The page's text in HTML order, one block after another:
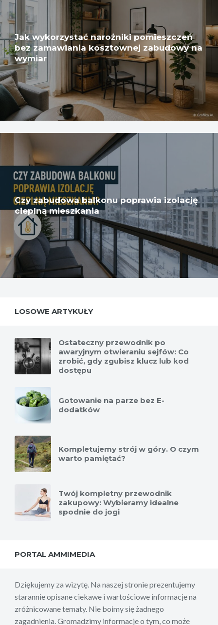
Jak wykorzystać narożniki pomieszczeń
bez zamawiania kosztownej zabudowy na
wymiar
Czy zabudowa balkonu poprawia izolację
cieplną mieszkania
LOSOWE ARTYKUŁY
Ostateczny przewodnik po
awaryjnym otwieraniu sejfów: Co
zrobić, gdy zgubisz klucz lub kod
dostępu
Gotowanie na parze bez E-
dodatków
Kompletujemy strój w góry. O czym
warto pamiętać?
Twój kompletny przewodnik
zakupowy: Wybieramy idealne
spodnie do jogi
PORTAL AMMIMEDIA
Dziękujemy za wizytę. Na naszej stronie prezentujemy
starannie opisane ciekawe i wartościowe informacje na
zróżnicowane tematy. Nie boimy się żadnego
zagadnienia. Gromadzimy informacje o tym, co może